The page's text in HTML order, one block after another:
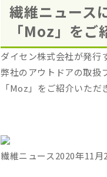
繊維ニュース
「Moz」をご
ダイセン株式会社が発行
弊社のアウトドアの取扱
「Moz」をご紹介いただ
繊維ニュース2020年11月